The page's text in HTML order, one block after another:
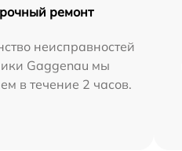
ремонт
неисправностей
Gaggenau мы
в течение 2 часов.